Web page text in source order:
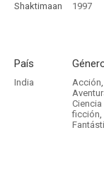
Shaktimaan 1997
País
India Acción,
Ciencia
ficción,